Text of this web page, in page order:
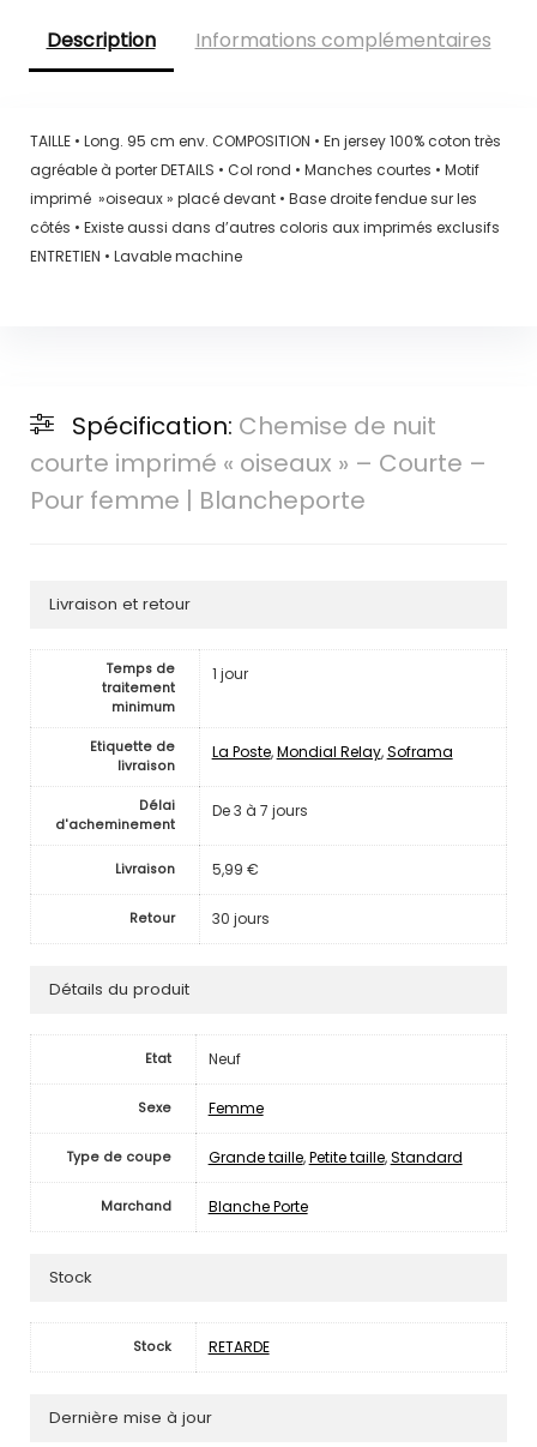
Description Informations complémentaires
TAILLE • Long. 95 cm env. COMPOSITION • En jersey 100% coton très
agréable à porter DETAILS • Col rond • Manches courtes • Motif
imprimé »oiseaux » placé devant • Base droite fendue sur les
côtés • Existe aussi dans d’autres coloris aux imprimés exclusifs
ENTRETIEN • Lavable machine
Spécification: Chemise de nuit
courte imprimé « oiseaux » – Courte –
Pour femme | Blancheporte
Livraison et retour
Temps de
traitement
minimum
1 jour
Etiquette de
livraison
La Poste,Mondial Relay,Soframa
Délai
d'acheminement
De 3 à 7 jours
Livraison 5,99 €
Retour 30 jours
Détails du produit
Etat Neuf
Sexe Femme
Type de coupe Grande taille,Petite taille,Standard
Marchand Blanche Porte
Stock
Stock RETARDE
Dernière mise à jour